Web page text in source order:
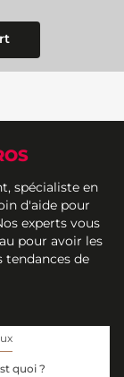
spécialiste en
d'aide pour
experts vous
pour avoir les
tendances de
quoi ?